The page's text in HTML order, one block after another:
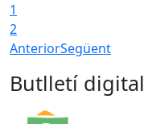
1
2
AnteriorSegüent
Butlletí digital